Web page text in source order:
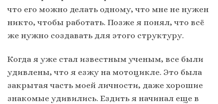
что его можно делать одному, что мне не нужен
никто, чтобы работать. Позже я понял, что всё
же нужно создавать для этого структуру.
Когда я уже стал известным ученым, все были
удивлены, что я езжу на мотоцикле. Это была
закрытая часть моей личности, даже хорошие
знакомые удивились. Ездить я начинал еще в